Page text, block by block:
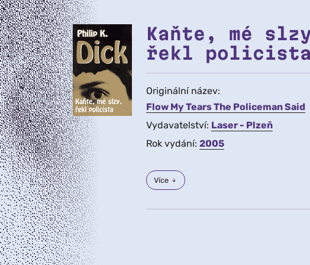
Kaňte, mé
řekl
Originální název:
Flow My Tears The Policeman Said
Vydavatelství: Laser - Plzeň
Rok vydání: 2005
Více